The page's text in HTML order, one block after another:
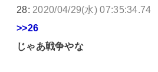
28: 2020/04/29(水) 07:35:34.74
>>26
じゃあ戦争やな